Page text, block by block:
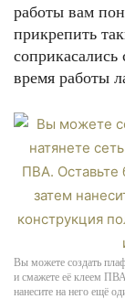
работы вам
прикрепить
соприкасались
время работы
Вы можете создать
и смажете её клеем
нанесите на него ещё